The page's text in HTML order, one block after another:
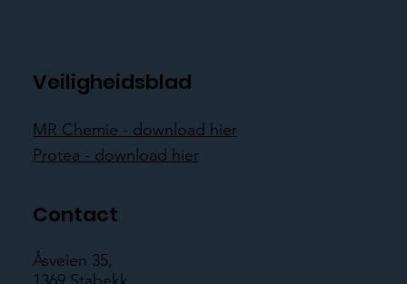
Veiligheidsblad
MR Chemie - download hier
Protea - download hier
Contact
Åsveien 35,